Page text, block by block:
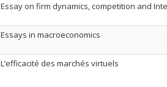
Essay on firm dynamics, competition and
Essays in macroeconomics
L’efficacité des marchés virtuels